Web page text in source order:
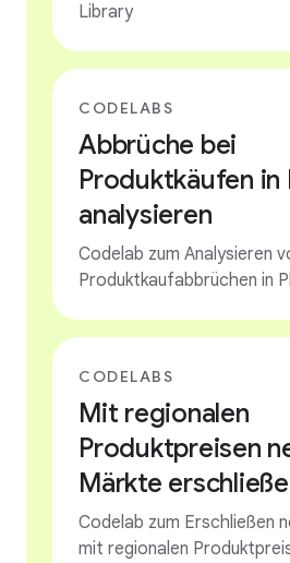
Library
CODELABS
Abbrüche bei
Produktkäufen in
analysieren
Codelab zum Analysieren
Produktkaufabbrüchen in
CODELABS
Mit regionalen
Produktpreisen
Märkte
Codelab zum Erschließen
mit regionalen